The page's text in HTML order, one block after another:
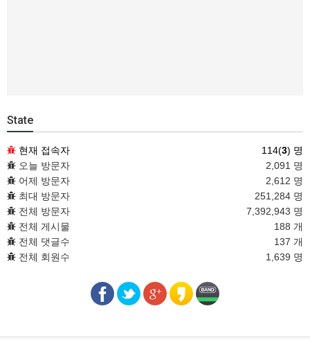
State
현재 접속자 114(3) 명
오늘 방문자
2,091 명
어제 방문자
2,612 명
최대 방문자
251,284 명
전체 방문자
7,392,943 명
전체 게시물
188 개
전체 댓글수
137 개
전체 회원수
1,639 명